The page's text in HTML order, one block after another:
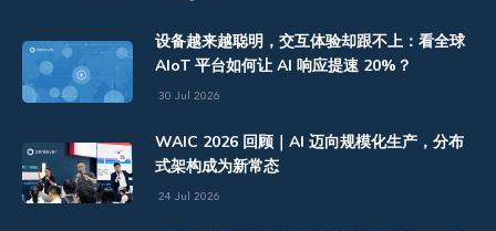
设备越来越聪明，交互体验却跟不上：看全球
AIoT 平台如何让 AI 响应提速 20%？
30 Jul 2026
WAIC 2026 回顾｜AI 迈向规模化生产，分布
式架构成为新常态
24 Jul 2026